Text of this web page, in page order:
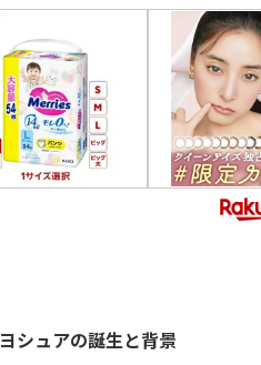
ヨシュアの誕生と背景